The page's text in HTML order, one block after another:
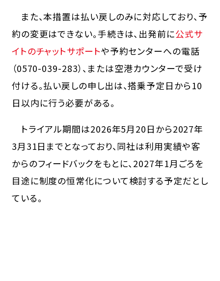
また、本措置は払い戻しのみに対応しており、予
約の変更はできない。手続きは、出発前に公式サ
イトのチャットサポートや予約センターへの電話
（0570-039-283）、または空港カウンターで受け
付ける。払い戻しの申し出は、搭乗予定日から10
日以内に行う必要がある。
トライアル期間は2026年5月20日から2027年
3月31日までとなっており、同社は利用実績や客
からのフィードバックをもとに、2027年1月ごろを
目途に制度の恒常化について検討する予定だとし
ている。